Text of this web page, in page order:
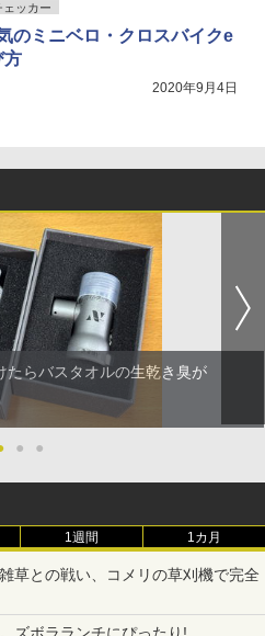
ッカー
のミニベロ・クロスバイクe
方
2020年9月4日
たらバスタオルの生乾き臭が
● ●
1週間 1カ月
草との戦い、コメリの草刈機で完全